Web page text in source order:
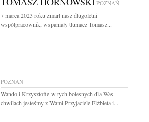
POZNAŃ
7 marca 2023 roku zmarł nasz długoletni
współpracownik, wspaniały tłumacz Tomasz...
POZNAŃ
Wando i Krzysztofie w tych bolesnych dla Was
chwilach jesteśmy z Wami Przyjaciele Elżbieta i...